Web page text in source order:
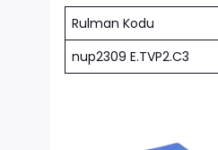
Rulman Kodu
nup2309 E.TVP2.C3